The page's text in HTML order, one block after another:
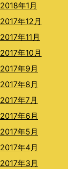
2018年1月
2017年12月
2017年11月
2017年10月
2017年9月
2017年8月
2017年7月
2017年6月
2017年5月
2017年4月
2017年3月